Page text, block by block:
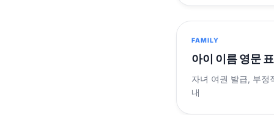
FAMILY
아이 이름 영문
자녀 여권 발급, 부정
내